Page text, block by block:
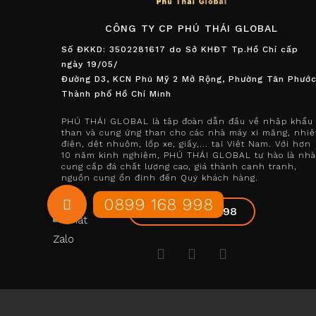
CÔNG TY CP PHÚ THÁI GLOBAL
Số ĐKKD: 3502281617 do Sở KHĐT Tp.Hồ Chí cấp
ngày 19/05/
Đường D3, KCN Phú Mỹ 2 Mở Rộng, Phường Tân
Thành phố Hồ Chí Minh
PHÚ THÁI GLOBAL là tập đoàn dẫn đầu về nhập khẩu
than và cung ứng than cho các nhà máy xi măng,
điện, dệt nhuộm, lốp xe, giấy,... tại Việt Nam. Với hơn
10 năm kinh nghiệm, PHÚ THÁI GLOBAL tự hào là nhà
cung cấp đá chất lượng cao, giá thành cạnh tranh,
nguồn cung ổn định đến Quý khách hàng.
+84899168998